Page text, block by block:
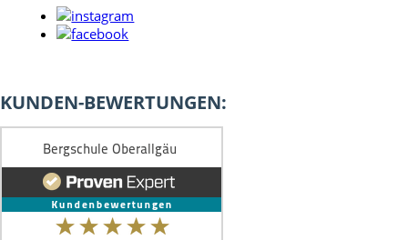
KUNDEN-BEWERTUNGEN: